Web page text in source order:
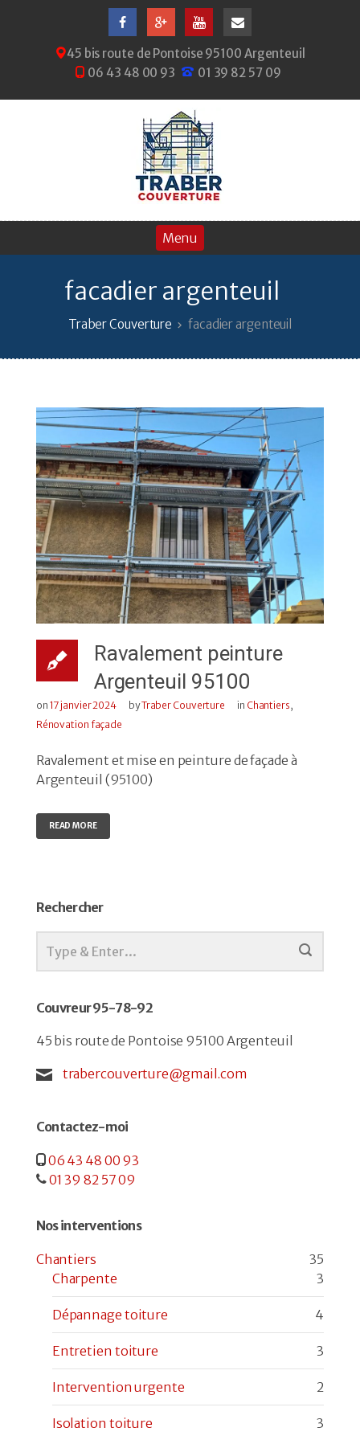
45 bis route de Pontoise 95100 Argenteuil
06 43 48 00 93
01 39 82 57 09
facadier argenteuil
Traber Couverture facadier argenteuil
Ravalement peinture
Argenteuil 95100
on 17 janvier 2024 byTraber Couverture in Chantiers,
Rénovation façade
Ravalement et mise en peinture de façade à
Argenteuil (95100)
READ MORE
Rechercher
Couvreur 95-78-92
45 bis route de Pontoise 95100 Argenteuil
trabercouverture@gmail.com
Contactez-moi
06 43 48 00 93
01 39 82 57 09
Nos interventions
Chantiers
35
Charpente
3
Dépannage toiture 4
Entretien toiture 3
Intervention urgente 2
Isolation toiture 3